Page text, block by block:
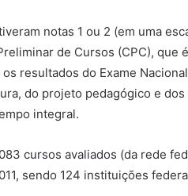
notas 1 ou 2 (em uma
de Cursos (CPC), que
resultados do Exame
do projeto pedagógico e
integral.
cursos avaliados (da rede
sendo 124 instituições